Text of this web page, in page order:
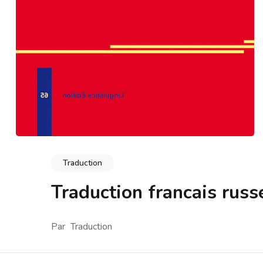
Traduction
Traduction francais
Par Traduction